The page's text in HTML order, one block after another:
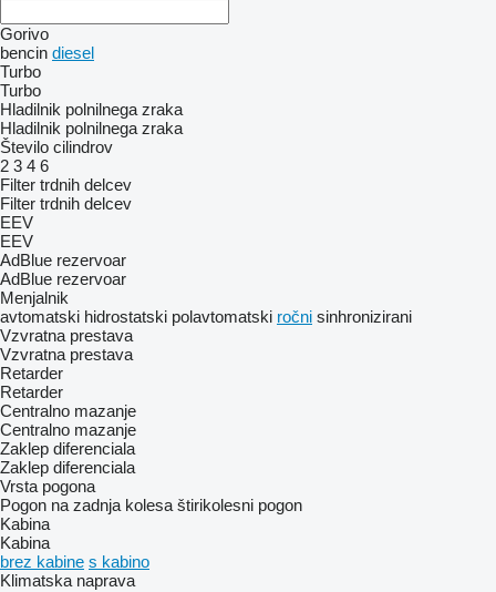
Gorivo
bencin diesel
Turbo
Turbo
Hladilnik polnilnega zraka
Hladilnik polnilnega zraka
Število cilindrov
2 3 4 6
Filter trdnih delcev
Filter trdnih delcev
EEV
EEV
AdBlue rezervoar
AdBlue rezervoar
Menjalnik
avtomatski hidrostatski polavtomatski ročni sinhronizirani
Vzvratna prestava
Vzvratna prestava
Retarder
Retarder
Centralno mazanje
Centralno mazanje
Zaklep diferenciala
Zaklep diferenciala
Vrsta pogona
Pogon na zadnja kolesa štirikolesni pogon
Kabina
Kabina
brez kabine s kabino
Klimatska naprava